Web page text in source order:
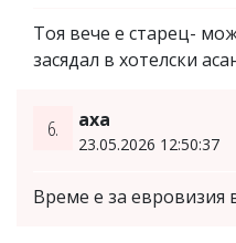
Тоя вече е старец-
засядал в хотелски
6. аха
23.05.2026 12:50:37
Време е за евровизия